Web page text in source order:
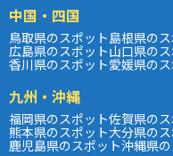
中国・四国
鳥取県のスポット島根県の
広島県のスポット山口県の
香川県のスポット愛媛県の
九州・沖縄
福岡県のスポット佐賀県の
熊本県のスポット大分県の
鹿児島県のスポット沖縄県